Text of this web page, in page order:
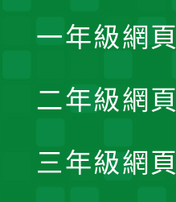
一年級網頁
二年級網頁
三年級網頁